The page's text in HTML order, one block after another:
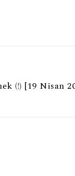
(!) [19 Nisan